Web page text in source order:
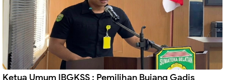
Ketua Umum IBGKSS : Pemilihan Bujang Gadis